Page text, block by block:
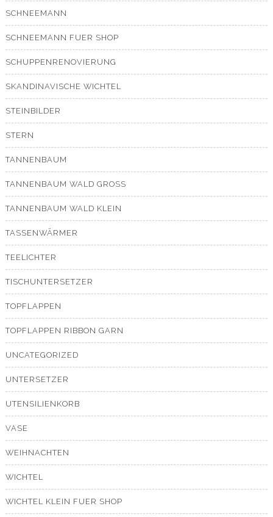
SCHNEEMANN
SCHNEEMANN FUER SHOP
SCHUPPENRENOVIERUNG
SKANDINAVISCHE WICHTEL
STEINBILDER
STERN
TANNENBAUM
TANNENBAUM WALD GROSS
TANNENBAUM WALD KLEIN
TASSENWÄRMER
TEELICHTER
TISCHUNTERSETZER
TOPFLAPPEN
TOPFLAPPEN RIBBON GARN
UNCATEGORIZED
UNTERSETZER
UTENSILIENKORB
VASE
WEIHNACHTEN
WICHTEL
WICHTEL KLEIN FUER SHOP